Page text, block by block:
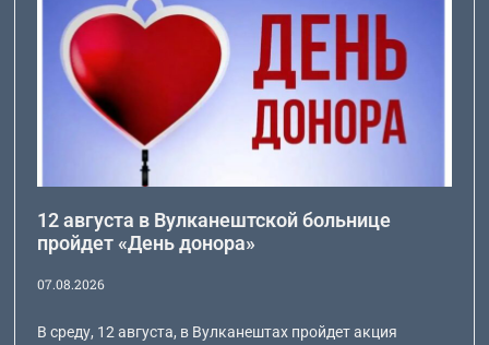
12 августа в Вулканештской больнице
пройдет «День донора»
07.08.2026
В среду, 12 августа, в Вулканештах пройдет акция